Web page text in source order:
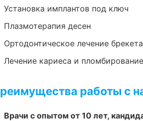
Установка имплантов под ключ
Плазмотерапия десен
Ортодонтическое лечение
Лечение кариеса и пломбирование
работы с
Врачи с опытом от 10 лет,